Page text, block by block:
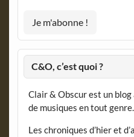
C&O, c’est quoi ?
Clair & Obscur est un blog
de musiques en tout genre.
Les chroniques d’hier et